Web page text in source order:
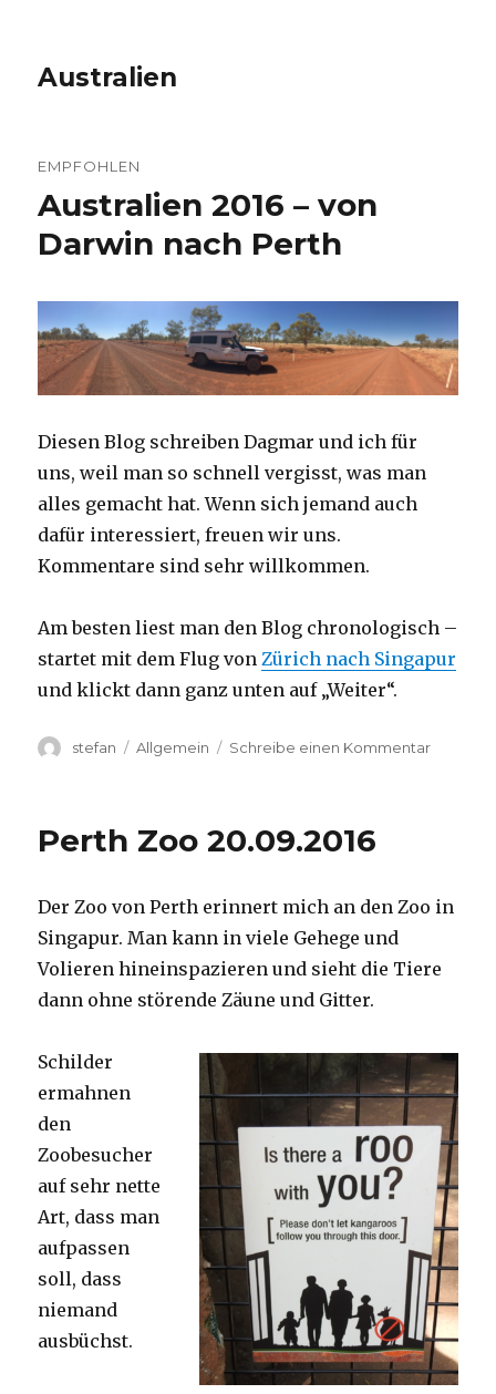
Australien
EMPFOHLEN
Australien 2016 – von
Darwin nach Perth
Diesen Blog schreiben Dagmar und ich für
uns, weil man so schnell vergisst, was man
alles gemacht hat. Wenn sich jemand auch
dafür interessiert, freuen wir uns.
Kommentare sind sehr willkommen.
Am besten liest man den Blog chronologisch –
startet mit dem Flug vonZürich nach Singapur
und klickt dann ganz unten auf „Weiter“.
Autor
stefan Kategorien
Allgemein Schreibe einen Kommentarzu
Perth
Perth Zoo 20.09.2016
Der Zoo von Perth erinnert mich an den Zoo in
Singapur. Man kann in viele Gehege und
Volieren hineinspazieren und sieht die Tiere
dann ohne störende Zäune und Gitter.
Schilder
ermahnen
den
Zoobesucher
auf sehr nette
Art, dass man
aufpassen
soll, dass
niemand
ausbüchst.